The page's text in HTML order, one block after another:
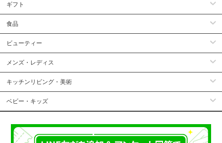
ギフト
食品
ビューティー
メンズ・レディス
キッチンリビング・美術
ベビー・キッズ